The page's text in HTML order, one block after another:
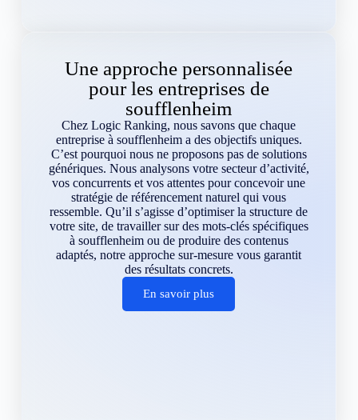
Une approche personnalisée
pour les entreprises de
soufflenheim
Chez Logic Ranking, nous savons que chaque
entreprise à soufflenheim a des objectifs uniques.
C’est pourquoi nous ne proposons pas de solutions
génériques. Nous analysons votre secteur d’activité,
vos concurrents et vos attentes pour concevoir une
stratégie de référencement naturel qui vous
ressemble. Qu’il s’agisse d’optimiser la structure de
votre site, de travailler sur des mots-clés spécifiques
à soufflenheim ou de produire des contenus
adaptés, notre approche sur-mesure vous garantit
des résultats concrets.
En savoir plus